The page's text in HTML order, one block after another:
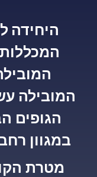
היחידה
המובילה
הגופים
במגוון
מטרת